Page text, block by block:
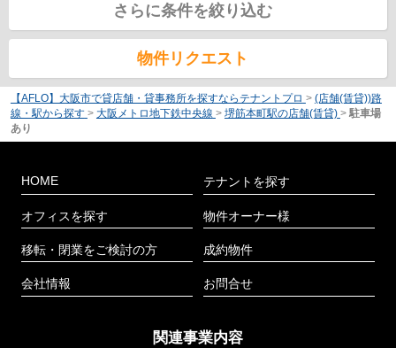
さらに条件を絞り込む
物件リクエスト
【AFLO】大阪市で貸店舗・貸事務所を探すならテナントプロ > (店舗(賃貸))路
線・駅から探す > 大阪メトロ地下鉄中央線 > 堺筋本町駅の店舗(賃貸) > 駐車場
あり
HOME
オフィスを探す
移転・閉業をご検討の方
会社情報
テナントを探す
物件オーナー様
成約物件
お問合せ
関連事業内容